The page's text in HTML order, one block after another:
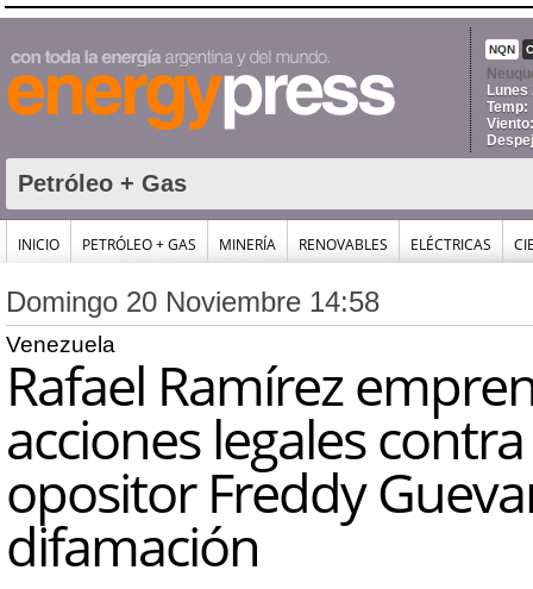
NQN
Lunes
Temp:
Viento:
Petróleo + Gas
INICIO PETRÓLEO + GAS MINERÍA RENOVABLES ELÉCTRICAS
Domingo 20 Noviembre 14:58
Venezuela
Rafael Ramírez
acciones legales
opositor Freddy
difamación